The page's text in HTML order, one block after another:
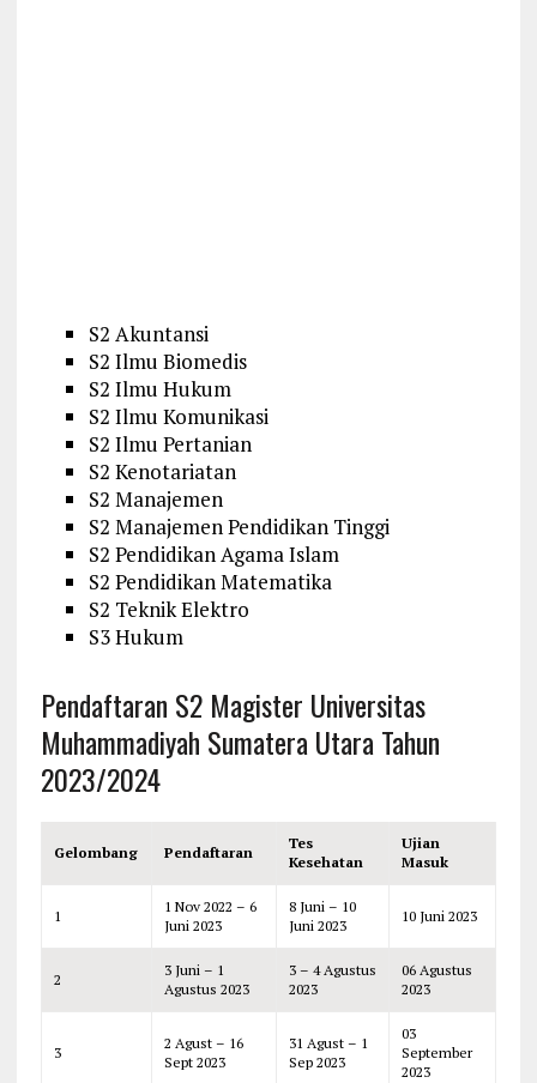
S2 Akuntansi
S2 Ilmu Biomedis
S2 Ilmu Hukum
S2 Ilmu Komunikasi
S2 Ilmu Pertanian
S2 Kenotariatan
S2 Manajemen
S2 Manajemen Pendidikan Tinggi
S2 Pendidikan Agama Islam
S2 Pendidikan Matematika
S2 Teknik Elektro
S3 Hukum
Pendaftaran S2 Magister Universitas
Muhammadiyah Sumatera Utara Tahun
2023/2024
Gelombang Pendaftaran
Tes
Kesehatan
Ujian
Masuk
1
1 Nov 2022 – 6
Juni 2023
8 Juni – 10
Juni 2023
10 Juni 2023
2
3 Juni – 1
Agustus 2023
3 – 4 Agustus
2023
06 Agustus
2023
3
2 Agust – 16
Sept 2023
31 Agust – 1
Sep 2023
03
September
2023